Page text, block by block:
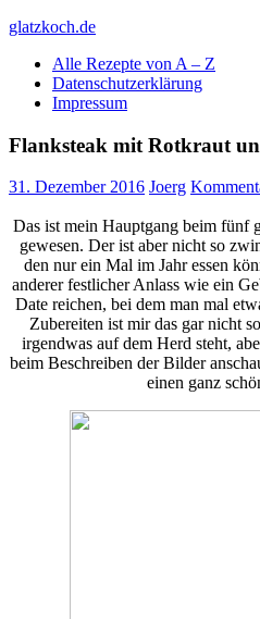
Skip
content
glatzkoch.de
Kochen für Doofe und Genießer
Alle Rezepte von A – Z
Datenschutzerklärung
Impressum
Flanksteak mit Rotkraut
31. Dezember 2016 Joerg
Das ist mein Hauptgang beim fünf
gewesen. Der ist aber nicht so
den nur ein Mal im Jahr essen
anderer festlicher Anlass wie ein
Date reichen, bei dem man mal
Zubereiten ist mir das gar nicht
irgendwas auf dem Herd steht,
beim Beschreiben der Bilder
einen ganz